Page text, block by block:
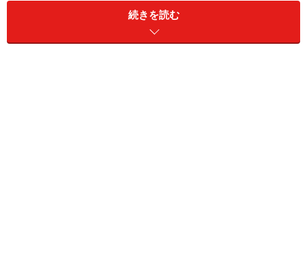
スジの良い失敗とは、自身の成長につながる失敗です。
失敗を通じて「何が問題だったか。次はどうすればよい
続きを読む